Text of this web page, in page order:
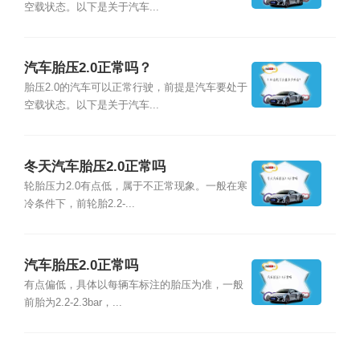
空载状态。以下是关于汽车...
汽车胎压2.0正常吗？
胎压2.0的汽车可以正常行驶，前提是汽车要处于
空载状态。以下是关于汽车...
冬天汽车胎压2.0正常吗
轮胎压力2.0有点低，属于不正常现象。一般在寒
冷条件下，前轮胎2.2-...
汽车胎压2.0正常吗
有点偏低，具体以每辆车标注的胎压为准，一般
前胎为2.2-2.3bar，...